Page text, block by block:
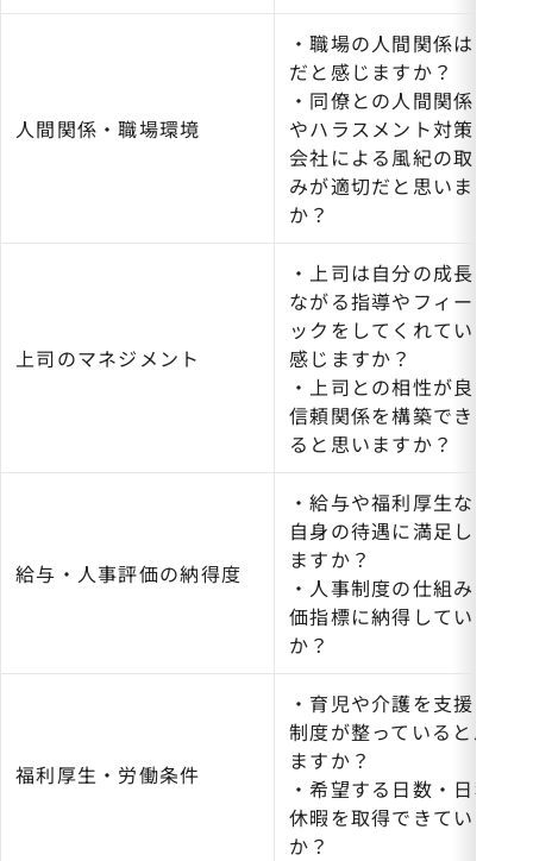
人間関係・職場環境
・職場の人間関係は良好
だと感じますか？
・同僚との人間関係改善
やハラスメント対策など
会社による風紀の取り組
みが適切だと思います
か？
上司のマネジメント
・上司は自分の成長につ
ながる指導やフィードバ
ックをしてくれていると
感じますか？
・上司との相性が良く、
信頼関係を構築できてい
ると思いますか？
給与・人事評価の納得度
・給与や福利厚生など、
自身の待遇に満足してい
ますか？
・人事制度の仕組みや評
価指標に納得しています
か？
福利厚生・労働条件
・育児や介護を支援する
制度が整っていると思い
ますか？
・希望する日数・日程で
休暇を取得できています
か？